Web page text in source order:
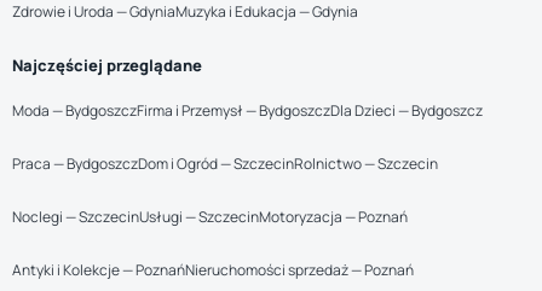
Zdrowie i Uroda — GdyniaMuzyka i Edukacja — Gdynia
Najczęściej przeglądane
Moda — BydgoszczFirma i Przemysł — BydgoszczDla Dzieci — Bydgoszcz
Praca — BydgoszczDom i Ogród — SzczecinRolnictwo — Szczecin
Noclegi — SzczecinUsługi — SzczecinMotoryzacja — Poznań
Antyki i Kolekcje — PoznańNieruchomości sprzedaż — Poznań